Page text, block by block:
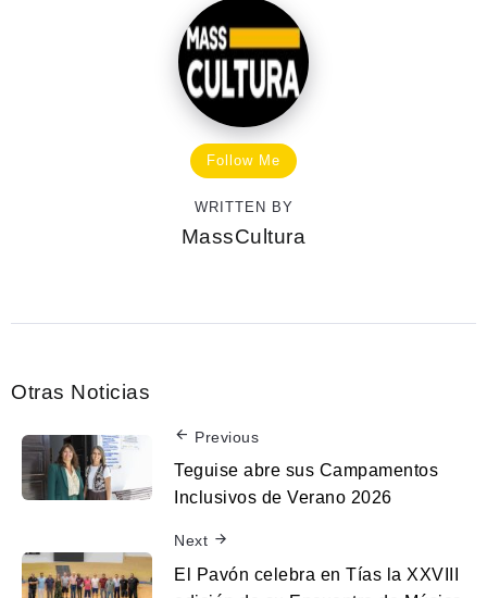
Follow Me
WRITTEN BY
MassCultura
Otras Noticias
Previous
Teguise abre sus Campamentos
Inclusivos de Verano 2026
Next
El Pavón celebra en Tías la XXVIII